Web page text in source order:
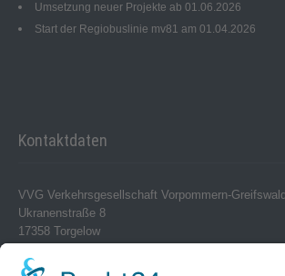
Umsetzung neuer Projekte ab 01.06.2026
Start der Regiobuslinie mv81 am 01.04.2026
Kontaktdaten
VVG Verkehrsgesellschaft Vorpommern-
Ukranenstraße 8
17358 Torgelow
Telefax 0 39 76 – 24 02 24